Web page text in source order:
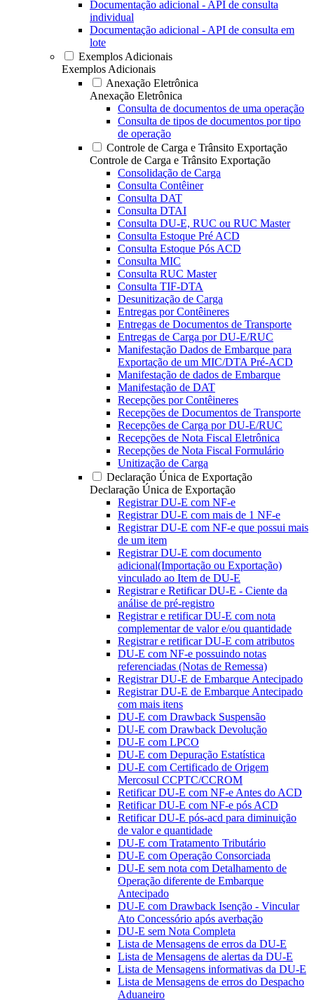
Documentação adicional - API de consulta
individual
Documentação adicional - API de consulta em
lote
Exemplos Adicionais
Exemplos Adicionais
Anexação Eletrônica
Anexação Eletrônica
Consulta de documentos de uma operação
Consulta de tipos de documentos por tipo
de operação
Controle de Carga e Trânsito Exportação
Controle de Carga e Trânsito Exportação
Consolidação de Carga
Consulta Contêiner
Consulta DAT
Consulta DTAI
Consulta DU-E, RUC ou RUC Master
Consulta Estoque Pré ACD
Consulta Estoque Pós ACD
Consulta MIC
Consulta RUC Master
Consulta TIF-DTA
Desunitização de Carga
Entregas por Contêineres
Entregas de Documentos de Transporte
Entregas de Carga por DU-E/RUC
Manifestação Dados de Embarque para
Exportação de um MIC/DTA Pré-ACD
Manifestação de dados de Embarque
Manifestação de DAT
Recepções por Contêineres
Recepções de Documentos de Transporte
Recepções de Carga por DU-E/RUC
Recepções de Nota Fiscal Eletrônica
Recepções de Nota Fiscal Formulário
Unitização de Carga
Declaração Única de Exportação
Declaração Única de Exportação
Registrar DU-E com NF-e
Registrar DU-E com mais de 1 NF-e
Registrar DU-E com NF-e que possui mais
de um item
Registrar DU-E com documento
adicional(Importação ou Exportação)
vinculado ao Item de DU-E
Registrar e Retificar DU-E - Ciente da
análise de pré-registro
Registrar e retificar DU-E com nota
complementar de valor e/ou quantidade
Registrar e retificar DU-E com atributos
DU-E com NF-e possuindo notas
referenciadas (Notas de Remessa)
Registrar DU-E de Embarque Antecipado
Registrar DU-E de Embarque Antecipado
com mais itens
DU-E com Drawback Suspensão
DU-E com Drawback Devolução
DU-E com LPCO
DU-E com Depuração Estatística
DU-E com Certificado de Origem
Mercosul CCPTC/CCROM
Retificar DU-E com NF-e Antes do ACD
Retificar DU-E com NF-e pós ACD
Retificar DU-E pós-acd para diminuição
de valor e quantidade
DU-E com Tratamento Tributário
DU-E com Operação Consorciada
DU-E sem nota com Detalhamento de
Operação diferente de Embarque
Antecipado
DU-E com Drawback Isenção - Vincular
Ato Concessório após averbação
DU-E sem Nota Completa
Lista de Mensagens de erros da DU-E
Lista de Mensagens de alertas da DU-E
Lista de Mensagens informativas da DU-E
Lista de Mensagens de erros do Despacho
Aduaneiro